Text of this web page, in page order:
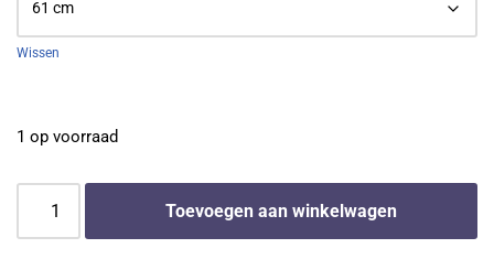
Wissen
1 op voorraad
Toevoegen aan winkelwagen